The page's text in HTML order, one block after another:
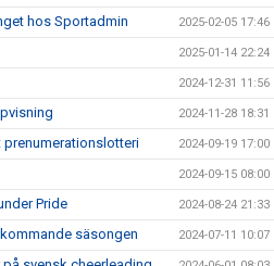
hos Sportadmin 2025-02-05 17:46
2025-01-14 22:24
2024-12-31 11:56
2024-11-28 18:31
prenumerationslotteri 2024-09-19 17:00
2024-09-15 08:00
Pride 2024-08-24 21:33
säsongen 2024-07-11 10:07